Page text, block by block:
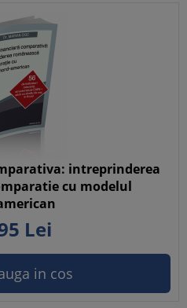
intreprinderea
cu modelul
Lei
in cos